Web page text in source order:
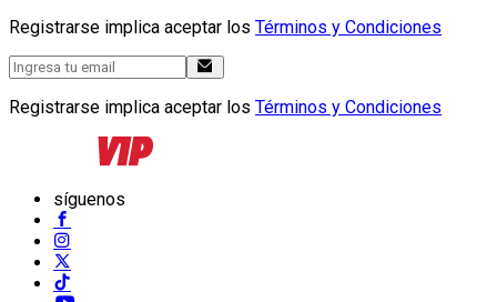
Registrarse implica aceptar los Términos y Condiciones
Registrarse implica aceptar los Términos y Condiciones
síguenos